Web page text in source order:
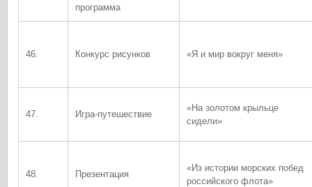
программа
46. Конкурс рисунков «Я и мир вокруг меня»
47. Игра-путешествие
«На золотом крыльце
сидели»
48. Презентация
«Из истории морских побед
российского флота»